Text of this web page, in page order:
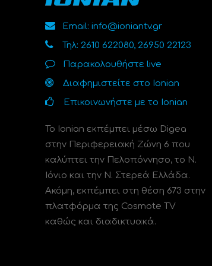
Email: info@ioniantv.gr
Τηλ: 2610 622080, 26950 22123
Παρακολουθήστε live
Διαφημιστείτε στο Ionian
Επικοινωνήστε με το Ionian
Το Ionian εκπέμπει μέσω Digea
στην Περιφερειακή Ζώνη 6 που
καλύπτει την Πελοπόννησο, το N.
Ιόνιο και την Ν. Στερεά Ελλάδα.
Ακόμη, εκπέμπει στη θέση 673 στην
πλατφόρμα της Cosmote TV
καθώς και διαδικτυακά.